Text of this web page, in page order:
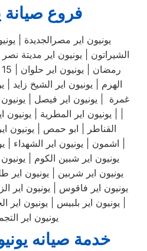
فروع صيانة
يونيون اير مصرالجديدة |
الشيراتون | يونيون اير مديتة
الهرم | يونيون اير الشيخ زايد |
غمرة | يونيون اير فيصل | يونيون
| | يونيون اير المطرية |
القناطر | ابو حمص | يونيون اير
يونيون اير شبين الكوم |
يونيون اير شربين | يونيون اير
يونيون اير فاقوس | يونيون اير
| يونيون اير بلبيس | يونيون اير
يونيون اير
خدمة صيانه